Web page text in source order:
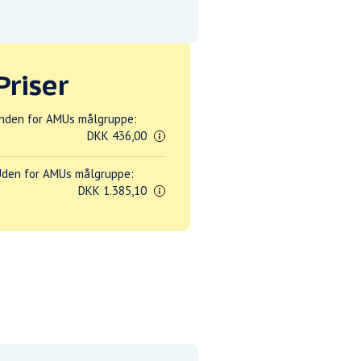
for AMUs målgruppe:
DKK 436,00
for AMUs målgruppe:
DKK 1.385,10